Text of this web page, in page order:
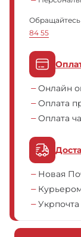
Обращайтесь
84 55
Онлайн
Оплата
Оплата
Новая
Укрпочта